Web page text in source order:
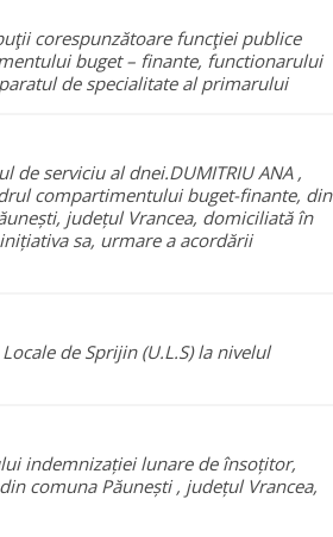
corespunzătoare funcţiei publice
buget – finante, functionarului
de specialitate al primarului
serviciu al dnei.DUMITRIU ANA ,
compartimentului buget-finante, din
județul Vrancea, domiciliată în
sa, urmare a acordării
de Sprijin (U.L.S) la nivelul
indemnizației lunare de însoțitor,
comuna Păunești , județul Vrancea,